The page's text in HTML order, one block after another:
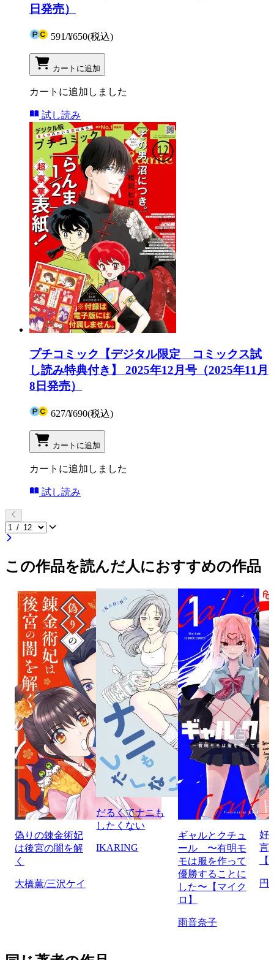
日発売）
591/¥650(税込)
カートに追加
カートに追加しました
試し読み
プチコミック【デジタル限定 コミックス試
し読み特典付き】 2025年12月号（2025年11月
8日発売）
627/¥690(税込)
カートに追加
カートに追加しました
試し読み
この作品を読んだ人におすすめの作品
偽りの錬金術妃
は後宮の闇を解
く
大橋薫/三沢ケイ
だるくてナニも
したくない
IKARING
ギャルとクチュ
ール 〜有明モ
モは服を作って
優勝することに
した〜【マイク
ロ】
雨音奈子
好
言
円